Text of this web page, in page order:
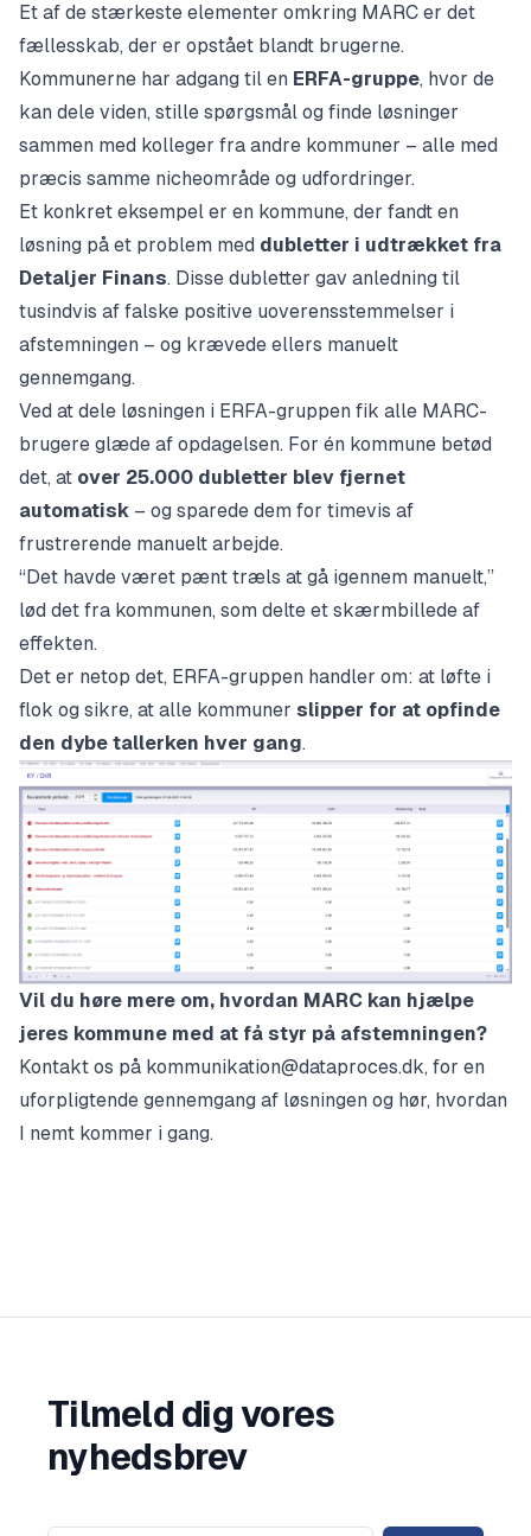
Et af de stærkeste elementer omkring MARC er det
fællesskab, der er opstået blandt brugerne.
Kommunerne har adgang til en ERFA-gruppe, hvor de
kan dele viden, stille spørgsmål og finde løsninger
sammen med kolleger fra andre kommuner – alle med
præcis samme nicheområde og udfordringer.
Et konkret eksempel er en kommune, der fandt en
løsning på et problem med dubletter i udtrækket fra
Detaljer Finans. Disse dubletter gav anledning til
tusindvis af falske positive uoverensstemmelser i
afstemningen – og krævede ellers manuelt
gennemgang.
Ved at dele løsningen i ERFA-gruppen fik alle MARC-
brugere glæde af opdagelsen. For én kommune betød
det, at over 25.000 dubletter blev fjernet
automatisk – og sparede dem for timevis af
frustrerende manuelt arbejde.
“Det havde været pænt træls at gå igennem manuelt,”
lød det fra kommunen, som delte et skærmbillede af
effekten.
Det er netop det, ERFA-gruppen handler om: at løfte i
flok og sikre, at alle kommuner slipper for at opfinde
den dybe tallerken hver gang.
Vil du høre mere om, hvordan MARC kan hjælpe
jeres kommune med at få styr på afstemningen?
Kontakt os på kommunikation@dataproces.dk, for en
uforpligtende gennemgang af løsningen og hør, hvordan
I nemt kommer i gang.
Tilmeld dig vores
nyhedsbrev